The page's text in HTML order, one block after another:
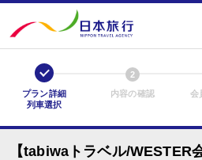
1
プラン詳細
列車選択
2
内容の確認
会
【tabiwaトラベル/WESTER